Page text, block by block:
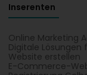
Inserenten
Online Marketing
Digitale
Website erstellen
E-Commerce-